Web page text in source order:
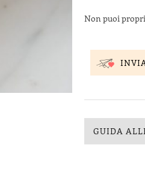
Non puoi
GUIDA